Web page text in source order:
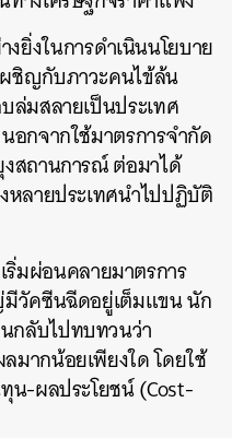
ยิ่งในการดำเนินนโยบาย
ชิญกับภาวะคนไข้ล้น
ล่มสลายเป็นประเทศ
อกจากใช้มาตรการจำกัด
งสถานการณ์ ต่อมาได้
หลายประเทศนำไปปฏิบัติ
มผ่อนคลายมาตรการ
มีวัคซีนฉีดอยู่เต็มแขน นัก
กลับไปทบทวนว่า
มากน้อยเพียงใด โดยใช้
น-ผลประโยชน์ (Cost-